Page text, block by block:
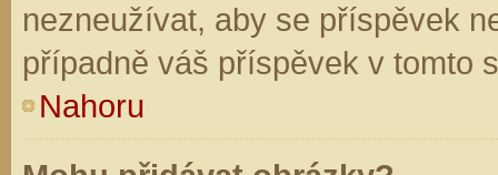
nezneužívat, aby se příspěvek
případně váš příspěvek v tomto
Nahoru